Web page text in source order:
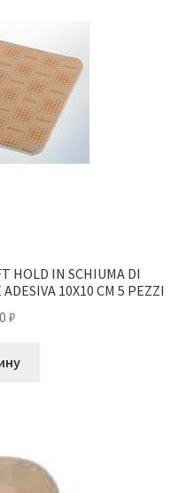
HOLD IN SCHIUMA DI
10X10 CM 5 PEZZI
₽